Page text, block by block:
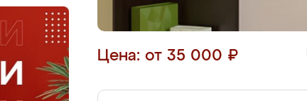
Цена: от 35 000 ₽